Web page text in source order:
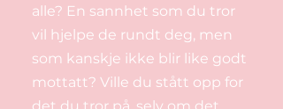
alle? En sannhet som du tror
vil hjelpe de rundt deg, men
som kanskje ikke blir like godt
mottatt? Ville du stått opp for